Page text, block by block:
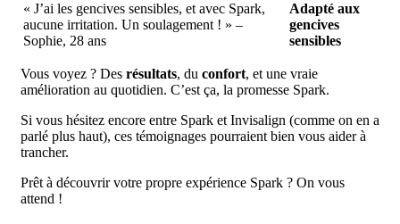
« J’ai les gencives sensibles, et avec Spark,
aucune irritation. Un soulagement ! » –
Sophie, 28 ans
Adapté aux
gencives
sensibles
Vous voyez ? Des résultats, du confort, et une vraie
amélioration au quotidien. C’est ça, la promesse Spark.
Si vous hésitez encore entre Spark et Invisalign (comme on en a
parlé plus haut), ces témoignages pourraient bien vous aider à
trancher.
Prêt à découvrir votre propre expérience Spark ? On vous
attend !